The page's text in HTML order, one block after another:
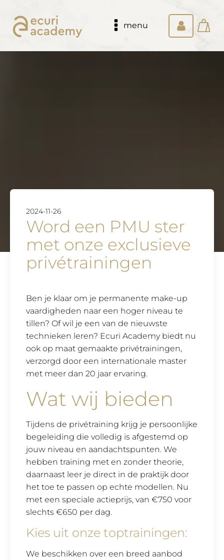
menu
2024-11-26
Word een PMU ster
met onze exclusieve
privétrainingen
Ben je klaar om je permanente make-up
vaardigheden naar een hoger niveau te
tillen? Of wil je een van de nieuwste
technieken leren? Ecuri Academy biedt nu
ook op maat gemaakte privétrainingen,
verzorgd door een internationale master
met meer dan 20 jaar ervaring.
Wat wij bieden
Tijdens de privétraining krijg je persoonlijke
begeleiding die volledig is afgestemd op
jouw niveau en aandachtspunten. We
hebben training met en zonder theorie,
daarnaast leer je direct in de praktijk door
het toe te passen op echte modellen. Nu
met een speciale actieprijs, van €750 voor
slechts €650 per dag.
Kies uit onze toptrainingen:
We beschikken over een breed aanbod